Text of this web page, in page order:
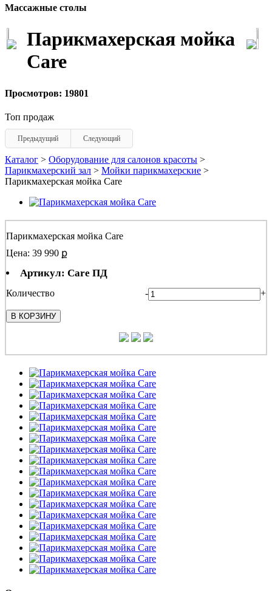
Массажные столы
Парикмахерская мойка
Care
Просмотров: 19801
Топ продаж
Предыдущий Следующий
Каталог > Оборудование для салонов красоты >
Парикмахерский зал > Мойки парикмахерские >
Парикмахерская мойка Care
Парикмахерская мойка Care
Цена: 39 990 ք
Артикул: Care ПД
Количество - +
В КОРЗИНУ